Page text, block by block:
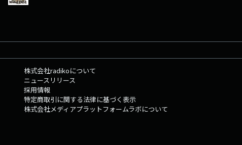
株式会社radikoについて
ニュースリリース
採用情報
特定商取引に関する法律に基づく表示
株式会社メディアプラットフォームラボについて